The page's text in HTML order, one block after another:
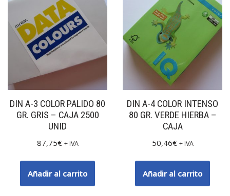
DIN A-3 COLOR PALIDO 80
GR. GRIS – CAJA 2500
UNID
87,75€ + IVA
Añadir al carrito
DIN A-4 COLOR INTENSO
80 GR. VERDE HIERBA –
CAJA
50,46€ + IVA
Añadir al carrito